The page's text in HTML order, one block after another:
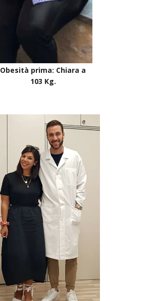
Obesità prima: Chiara a
103 Kg.